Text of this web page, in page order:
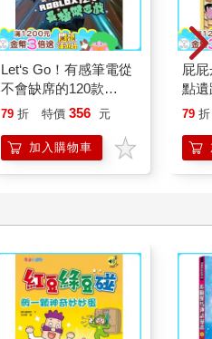
Let‘s Go！有感筆電從
不會缺席的120款
Roblox最極限遊戲
79 折 特價 356 元
加入購物車
屁
點
79 折